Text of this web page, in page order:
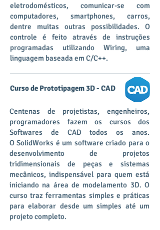
eletrodomésticos, comunicar-se com
computadores, smartphones, carros,
dentre muitas outras possibilidades. O
controle é feito através de instruções
programadas utilizando Wiring, uma
linguagem baseada em C/C++.
Curso de Prototipagem 3D - CAD
Centenas de projetistas, engenheiros,
programadores fazem os cursos dos
Softwares de CAD todos os anos.
O SolidWorks é um software criado para o
desenvolvimento de projetos
tridimensionais de peças e sistemas
mecânicos, indispensável para quem está
iniciando na área de modelamento 3D. O
curso traz ferramentas simples e práticas
para elaborar desde um simples até um
projeto completo.